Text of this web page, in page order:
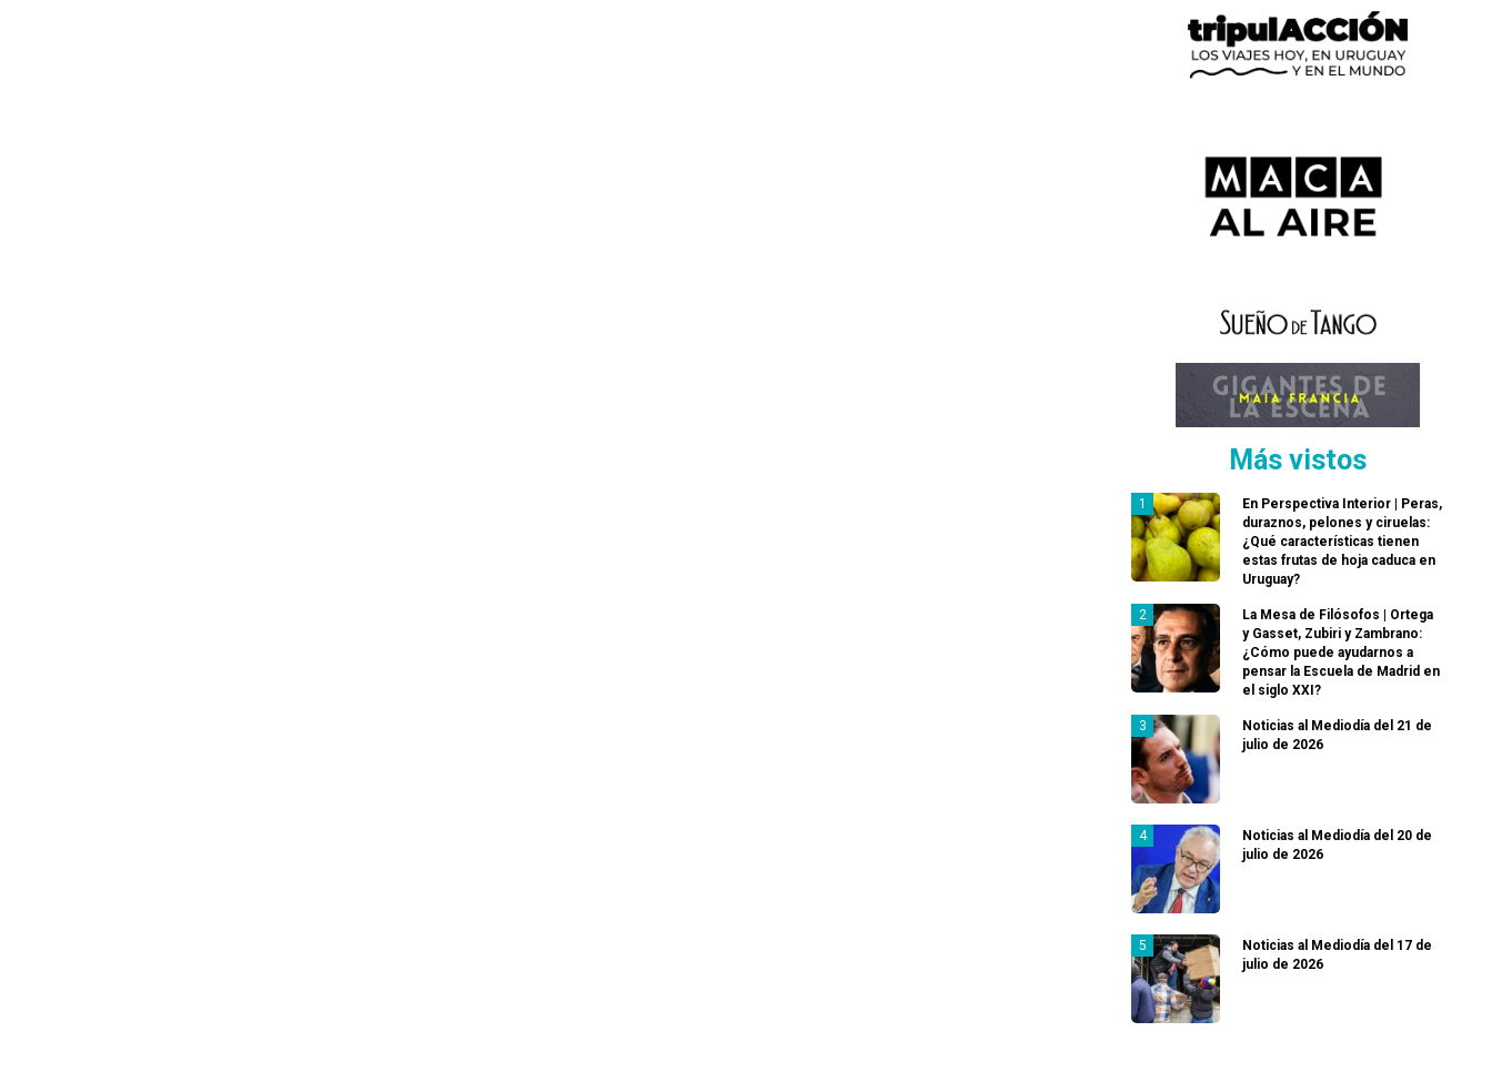
Más vistos
En Perspectiva Interior | Peras,
duraznos, pelones y ciruelas:
¿Qué características tienen
estas frutas de hoja caduca en
Uruguay?
La Mesa de Filósofos | Ortega
y Gasset, Zubiri y Zambrano:
¿Cómo puede ayudarnos a
pensar la Escuela de Madrid en
el siglo XXI?
Noticias al Mediodía del 21 de
julio de 2026
Noticias al Mediodía del 20 de
julio de 2026
Noticias al Mediodía del 17 de
julio de 2026